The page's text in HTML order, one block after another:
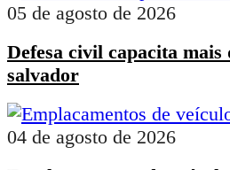
05 de agosto de 2026
Defesa civil capacita
salvador
04 de agosto de 2026